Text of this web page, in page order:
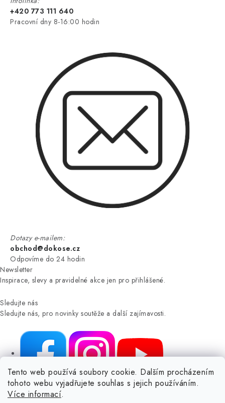
Tento web používá soubory cookie. Dalším procházením
tohoto webu vyjadřujete souhlas s jejich používáním.
Více informací.
+420 773 111 640
Pracovní dny 8-16:00 hodin
Dotazy e-mailem:
obchod@dokose.cz
Odpovíme do 24 hodin
Newsletter
Inspirace, slevy a pravidelné akce jen pro přihlášené.
Sledujte nás
Sledujte nás, pro novinky soutěže a další zajímavosti.
NIKARO, s.r.o.
- Dokoše.cz, Veselka 48, 259 01 Olbramovice -
Votice, ČESKÁ REPUBLIKA